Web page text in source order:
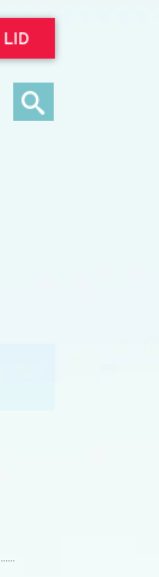
LID